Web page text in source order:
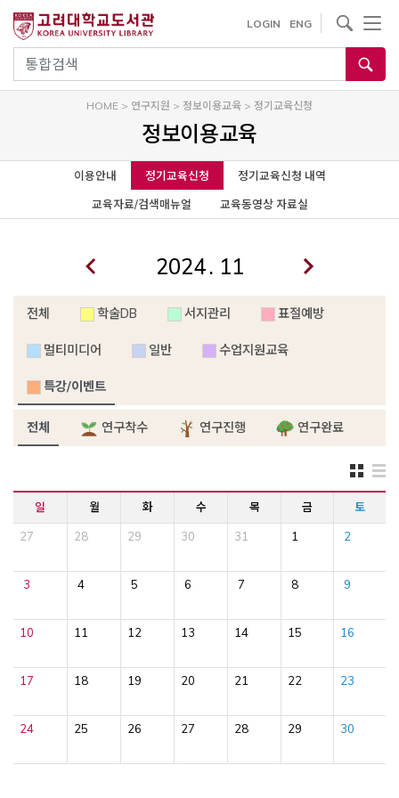
통합검색
LOGIN ENG
사이트내 검색
HOME > 연구지원 > 정보이용교육 > 정기교육신청
정보이용교육
이용안내 정기교육신청
정기교육신청 내역
교육자료/검색매뉴얼
교육동영상 자료실
.
전체 학술DB 서지관리 표절예방
멀티미디어 일반 수업지원교육
특강/이벤트
전체 연구착수 연구진행 연구완료
일 월 화 수 목 금 토
27 28 29 30 31 1 2
3 4 5 6 7 8 9
10 11 12 13 14 15 16
17 18 19 20 21 22 23
24 25 26 27 28 29 30